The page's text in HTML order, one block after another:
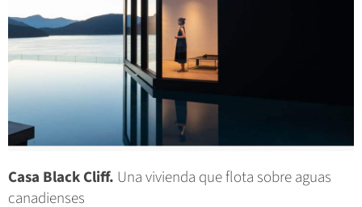
Casa Black Cliff. Una vivienda que flota sobre aguas
canadienses